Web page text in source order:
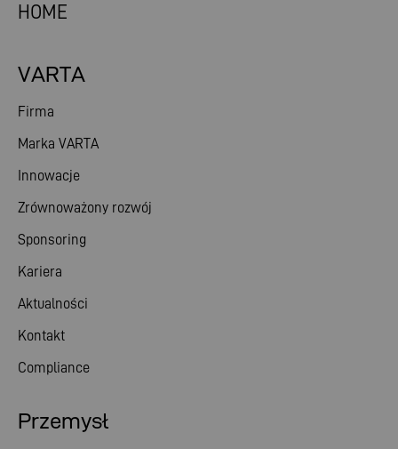
HOME
VARTA
Firma
Marka VARTA
Innowacje
Zrównoważony rozwój
Sponsoring
Kariera
Aktualności
Kontakt
Compliance
Przemysł